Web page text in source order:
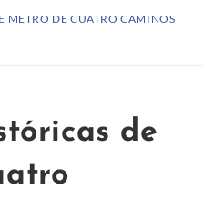
METRO DE CUATRO CAMINOS
de